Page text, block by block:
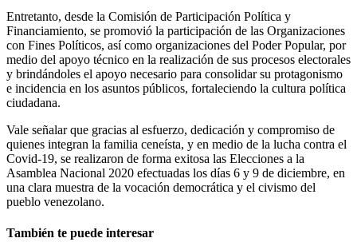
Entretanto, desde la Comisión de Participación Política y
Financiamiento, se promovió la participación de las Organizaciones
con Fines Políticos, así como organizaciones del Poder Popular, por
medio del apoyo técnico en la realización de sus procesos electorales
y brindándoles el apoyo necesario para consolidar su protagonismo
e incidencia en los asuntos públicos, fortaleciendo la cultura política
ciudadana.
Vale señalar que gracias al esfuerzo, dedicación y compromiso de
quienes integran la familia ceneísta, y en medio de la lucha contra el
Covid-19, se realizaron de forma exitosa las Elecciones a la
Asamblea Nacional 2020 efectuadas los días 6 y 9 de diciembre, en
una clara muestra de la vocación democrática y el civismo del
pueblo venezolano.
También te puede interesar